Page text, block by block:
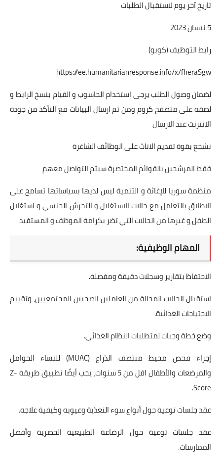
تاريخ آخر يوم لاستقبال الطلبات
5 نيسان 2023
رابط التوظيف (كوبو)
https://ee.humanitarianresponse.info/x/fheraSgw
لضمان وصول الطلب يرجى استخدام الحاسوب و القيام بنسخ الرابط و
لصقه على متصفح كروم ومن ثم ارسال البيانات مع التأكد من جودة
الانترنت عند الارسال
نشجع بقوة تقديم الاناث على الوظائف الشاغرة
فقط المرشحين بالقوائم المختصرة سيتم التواصل معهم
منظمة سوريا للإغاثة و التنمية ليس لديها بسياساتها تسامح على
الاطلاق بالتعامل مع حالات الاستغلال و التحرش الجنسي و استغلال
الطفل و غيرها من الحالات التي تضر بكرامة الموظف و المستفيد
المهام الوظيفية:
الاحتفاظ بتقارير وسجلات دقيقة ومفصلة.
استقبال الحالات المحالة من العاملين الصحيين المجتمعيين، وتقييم
الاحتياجات الغذائية.
وضع خطة وجبات لمتطلبات النظام الغذائي.
إجراء فحص محيط منتصف الذراع (MUAC) للنساء الحوامل
والمرضعات والأطفال اقل من 5 سنوات، يجب أيضًا تطبيق طريقة Z-
Score.
عقد جلسات توعية حول أنواع سوء التغذية وعيوبه وكيفية علاجه.
عقد جلسات توعية حول الرضاعة الطبيعية الحصرية وأفضل
الممارسات.